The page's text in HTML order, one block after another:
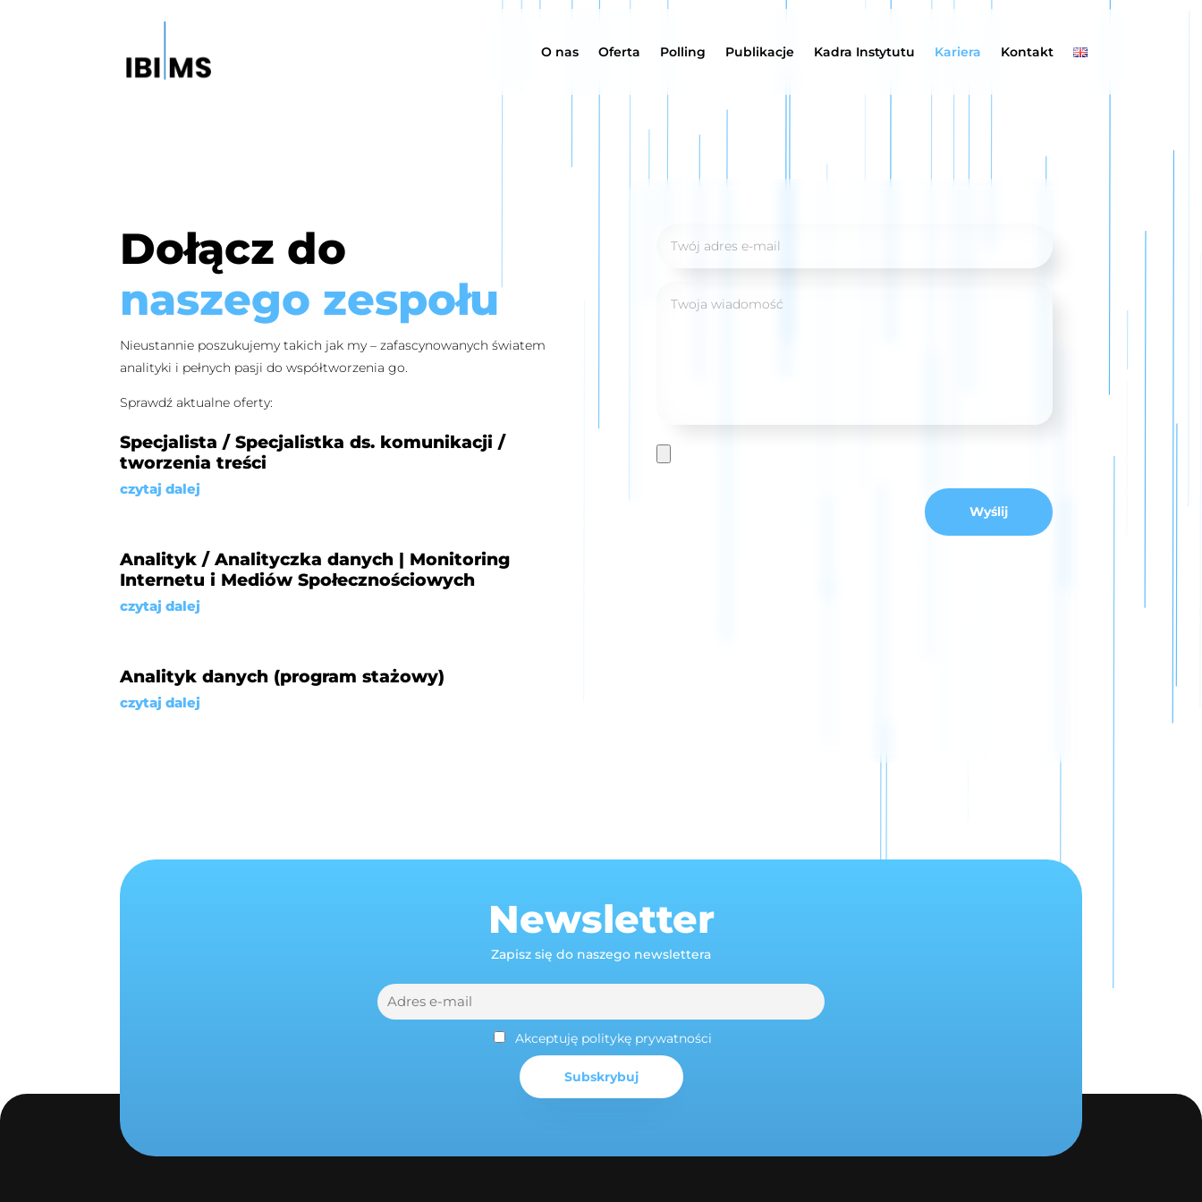
O nas Oferta Polling Publikacje Kadra Instytutu Kariera Kontakt
Dołącz do
naszego zespołu
Nieustannie poszukujemy takich jak my – zafascynowanych światem
analityki i pełnych pasji do współtworzenia go.
Sprawdź aktualne oferty:
Specjalista / Specjalistka ds. komunikacji /
tworzenia treści
czytaj dalej
Analityk / Analityczka danych | Monitoring
Internetu i Mediów Społecznościowych
czytaj dalej
Analityk danych (program stażowy)
czytaj dalej
Wyślij
Newsletter
Zapisz się do naszego newslettera
Akceptuję politykę prywatności